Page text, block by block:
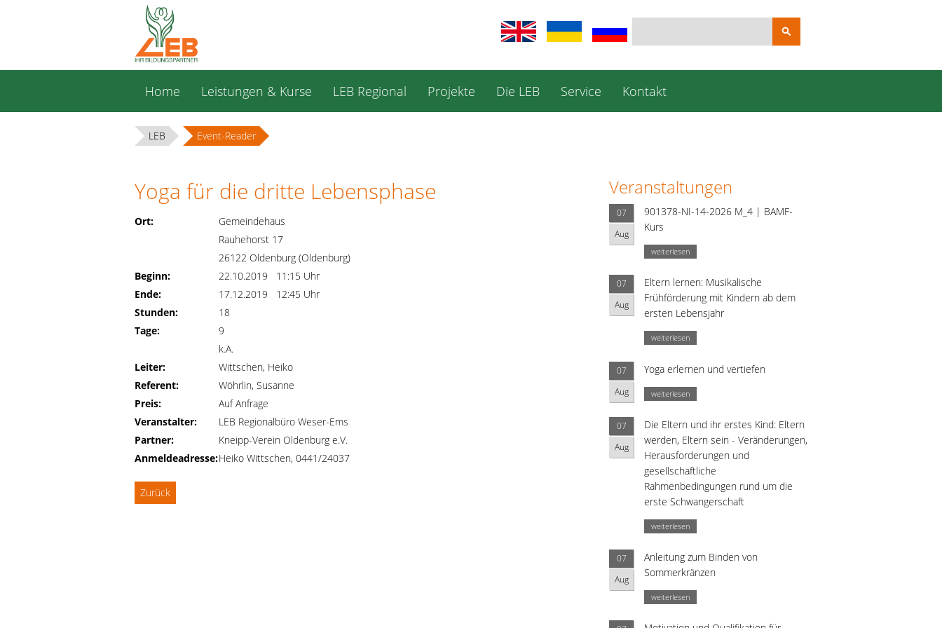
Suchbegriffe
überspringen
Home Leistungen & Kurse LEB Regional Projekte Die LEB Service Kontakt
LEB Event-Reader
Yoga für die dritte Lebensphase
Ort:
Gemeindehaus
Rauhehorst 17
26122 Oldenburg (Oldenburg)
Beginn:
22.10.2019 11:15 Uhr
Ende:
17.12.2019 12:45 Uhr
Stunden:
18
Tage:
9
k.A.
Leiter:
Wittschen, Heiko
Referent:
Wöhrlin, Susanne
Preis:
Auf Anfrage
Veranstalter:
LEB Regionalbüro Weser-Ems
Partner:
Kneipp-Verein Oldenburg e.V.
Anmeldeadresse:Heiko Wittschen, 0441/24037
Zurück
Veranstaltungen
07
Aug
901378-NI-14-2026 M_4 | BAMF-
Kurs
weiterlesen
07
Aug
Eltern lernen: Musikalische
Frühförderung mit Kindern ab dem
ersten Lebensjahr
weiterlesen
07
Aug
Yoga erlernen und vertiefen
weiterlesen
07
Aug
Die Eltern und ihr erstes Kind: Eltern
werden, Eltern sein - Veränderungen,
Herausforderungen und
gesellschaftliche
Rahmenbedingungen rund um die
erste Schwangerschaft
weiterlesen
07
Aug
Anleitung zum Binden von
Sommerkränzen
weiterlesen